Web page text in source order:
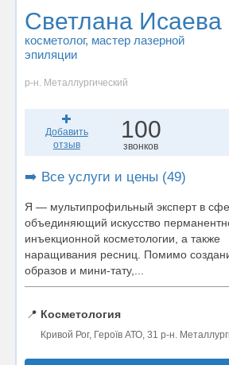
Светлана Исаева
косметолог, мастер лазерной
эпиляции
р-н. Металлургический
Добавить
отзыв
100
звонков
➡️ Все услуги и цены (49)
Я — мультипрофильный эксперт в
объединяющий искусство
инъекционной косметологии, а также
наращивания ресниц. Помимо
образов и мини-тату,...
📍 Косметология
Кривой Рог, Героїв АТО, 31 р-н.